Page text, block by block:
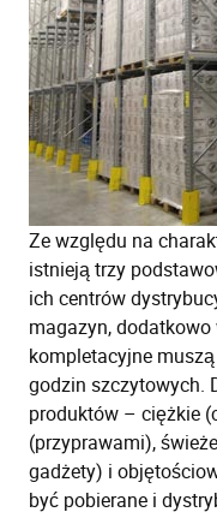
Ze względu na
istnieją trzy
ich centrów
magazyn,
kompletacyjne
godzin szczytowych.
produktów – ciężkie
(przyprawami),
gadżety) i
być pobierane i